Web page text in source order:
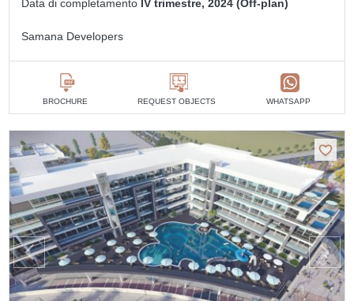
Data di completamento IV trimestre, 2024 (Off-plan)
Samana Developers
BROCHURE REQUEST OBJECTS WHATSAPP